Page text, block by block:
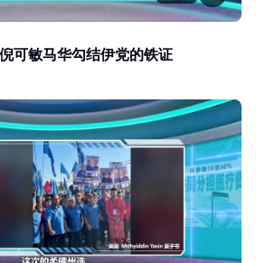
可敏马华勾结伊党的铁证